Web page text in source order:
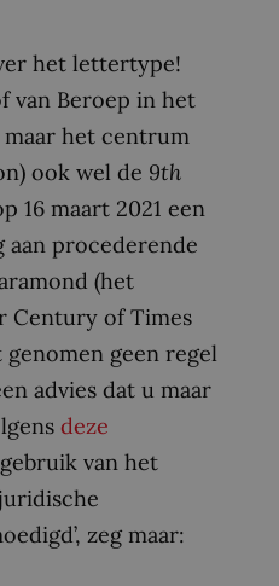
het lettertype!
van Beroep in het
maar het centrum
ook wel de 9th
16 maart 2021 een
aan procederende
(het
Century of Times
geen regel
advies dat u maar
deze
van het
zeg maar: